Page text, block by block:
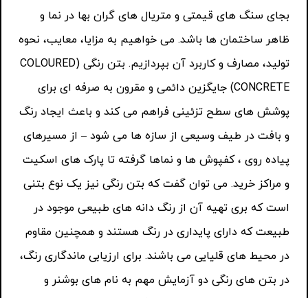
بجای سنگ های قیمتی و متریال های گران بها در نما و
ظاهر ساختمان ها باشد. می خواهیم به مزایا، معایب، نحوه
تولید، مصارف و کاربرد آن بپردازیم. بتن رنگی (COLOURED
CONCRETE) جایگزین دائمی و مقرون به صرفه ای برای
پوشش های سطح تزئینی فراهم می کند و باعث ایجاد رنگ
و بافت در طیف وسیعی از سازه ها می شود – از مسیرهای
پیاده روی ، کفپوش ها و نماها گرفته تا پارک های اسکیت
و مراکز خرید. می توان گفت که بتن رنگی نیز یک نوع بتنی
است که بری تهیه آن از رنگ دانه های طبیعی موجود در
طبیعت که دارای پایداری در رنگ هستند و همچنین مقاوم
در محیط های قلیایی می باشند. برای ارزیابی ماندگاری رنگ،
در بتن های رنگی دو آزمایش مهم به نام های بوشنر و